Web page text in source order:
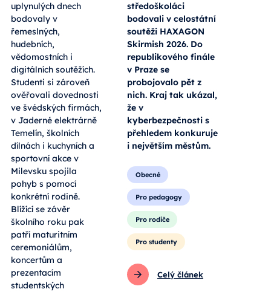
uplynulých dnech
bodovaly v
řemeslných,
hudebních,
vědomostních i
digitálních soutěžích.
Studenti si zároveň
ověřovali dovednosti
ve švédských firmách,
v Jaderné elektrárně
Temelín, školních
dílnách i kuchyních a
sportovní akce v
Milevsku spojila
pohyb s pomocí
konkrétní rodině.
Blížící se závěr
školního roku pak
patří maturitním
ceremoniálům,
koncertům a
prezentacím
studentských
středoškoláci
bodovali v celostátní
soutěži HAXAGON
Skirmish 2026. Do
republikového finále
v Praze se
probojovalo pět z
nich. Kraj tak ukázal,
že v
kyberbezpečnosti s
přehledem konkuruje
i největším městům.
Obecné
Pro pedagogy
Pro rodiče
Pro studenty
Celý článek